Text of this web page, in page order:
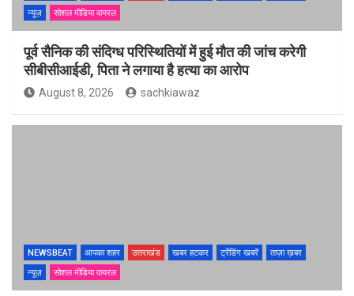
न्यूज़
सोशल मीडिया वायरल
पूर्व सैनिक की संदिग्ध परिस्थितियों में हुई मौत की जांच करेगी
सीबीसीआईडी, पिता ने लगाया है हत्या का आरोप
August 8, 2026 sachkiawaz
NEWSBEAT आपका शहर उत्तराखंड खबर हटकर ट्रेंडिंग खबरें
ताज़ा ख़बर
न्यूज़
सोशल मीडिया वायरल